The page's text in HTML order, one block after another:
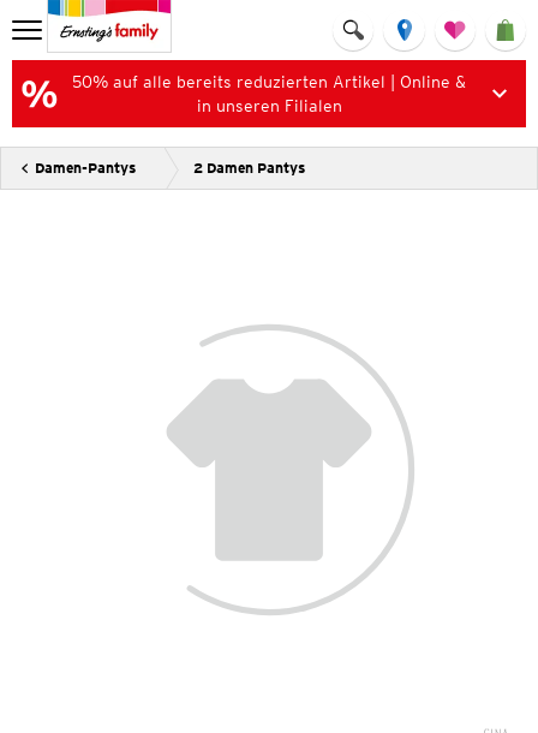
50% auf alle bereits reduzierten Artikel | Online &
in unseren Filialen
Damen-Pantys 2 Damen Pantys